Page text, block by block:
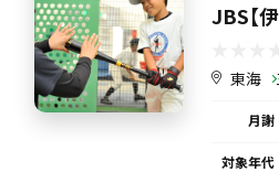
JBS【
東海
月謝
対象年代